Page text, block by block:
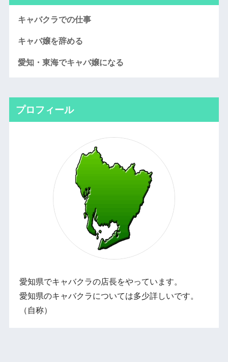
キャバクラでの仕事
キャバ嬢を辞める
愛知・東海でキャバ嬢になる
プロフィール
愛知県でキャバクラの店長をやっています。
愛知県のキャバクラについては多少詳しいです。
（自称）